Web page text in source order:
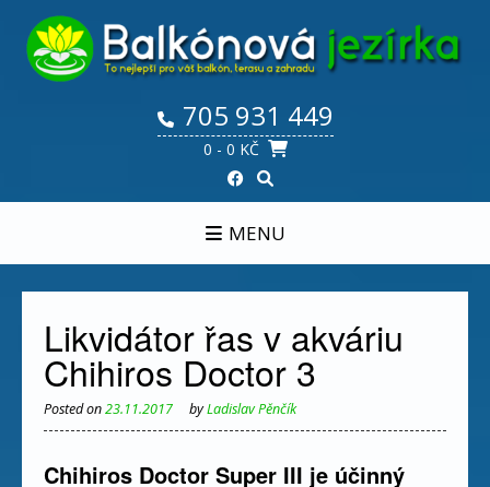
content
705 931 449
0 - 0 KČ
MENU
Likvidátor řas v akváriu
Chihiros Doctor 3
Posted on23.11.2017 byLadislav Pěnčík
Chihiros Doctor Super III je účinný